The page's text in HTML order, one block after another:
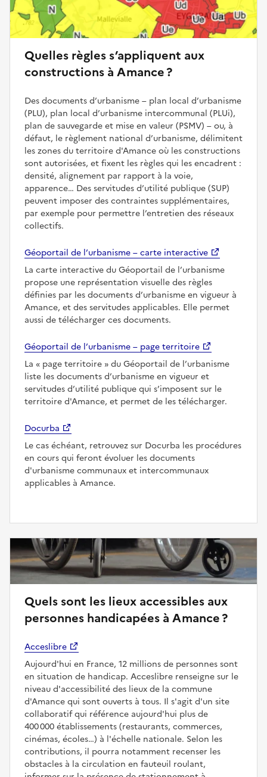
Quelles règles s’appliquent aux
constructions à Amance ?
Des documents d’urbanisme – plan local d’urbanisme
(PLU), plan local d’urbanisme intercommunal (PLUi),
plan de sauvegarde et mise en valeur (PSMV) – ou, à
défaut, le règlement national d’urbanisme, délimitent
les zones du territoire d'Amance où les constructions
sont autorisées, et fixent les règles qui les encadrent :
densité, alignement par rapport à la voie,
apparence… Des servitudes d’utilité publique (SUP)
peuvent imposer des contraintes supplémentaires,
par exemple pour permettre l’entretien des réseaux
collectifs.
Géoportail de l’urbanisme – carte interactive
La carte interactive du Géoportail de l’urbanisme
propose une représentation visuelle des règles
définies par les documents d’urbanisme en vigueur à
Amance, et des servitudes applicables. Elle permet
aussi de télécharger ces documents.
Géoportail de l’urbanisme – page territoire
La
page territoire
du Géoportail de l’urbanisme
liste les documents d’urbanisme en vigueur et
servitudes d’utilité publique qui s’imposent sur le
territoire d'Amance, et permet de les télécharger.
Docurba
Le cas échéant, retrouvez sur Docurba les procédures
en cours qui feront évoluer les documents
d'urbanisme communaux et intercommunaux
applicables à Amance.
Quels sont les lieux accessibles aux
personnes handicapées à Amance ?
Acceslibre
Aujourd'hui en France, 12 millions de personnes sont
en situation de handicap. Acceslibre renseigne sur le
niveau d'accessibilité des lieux de la commune
d'Amance qui sont ouverts à tous. Il s'agit d'un site
collaboratif qui référence aujourd'hui plus de
400 000 établissements (restaurants, commerces,
cinémas, écoles…) à l'échelle nationale. Selon les
contributions, il pourra notamment recenser les
obstacles à la circulation en fauteuil roulant,